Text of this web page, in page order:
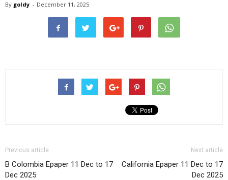
By goldy - December 11, 2025
Previous article
B Colombia Epaper 11 Dec to 17
Dec 2025
Next article
California Epaper 11 Dec to 17
Dec 2025